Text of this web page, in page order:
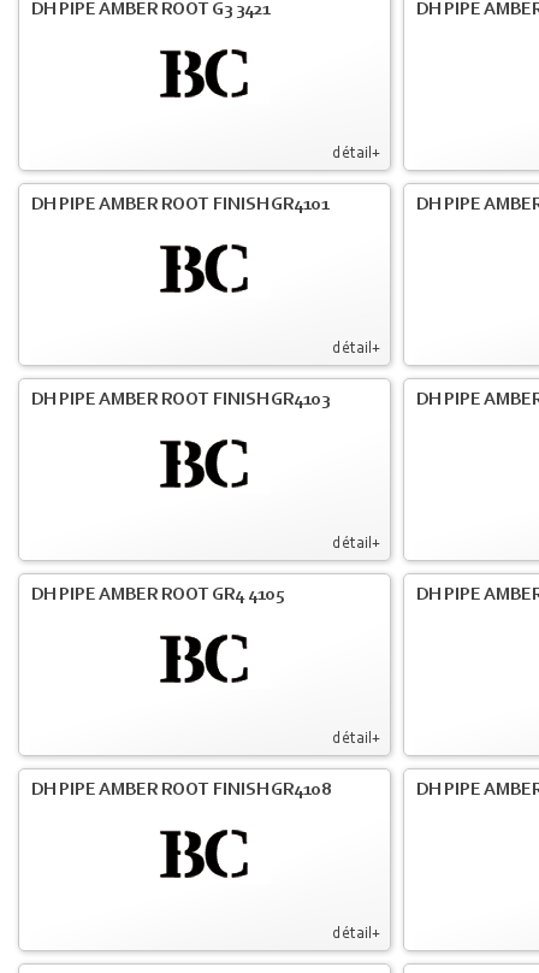
détail+
DH PIPE AMBER ROOT G3 3421 DH PIPE
détail+
DH PIPE AMBER ROOT FINISH GR4101 DH PIPE
détail+
DH PIPE AMBER ROOT FINISH GR4103 DH PIPE
détail+
DH PIPE AMBER ROOT GR4 4105 DH PIPE
détail+
DH PIPE AMBER ROOT FINISH GR4108 DH PIPE